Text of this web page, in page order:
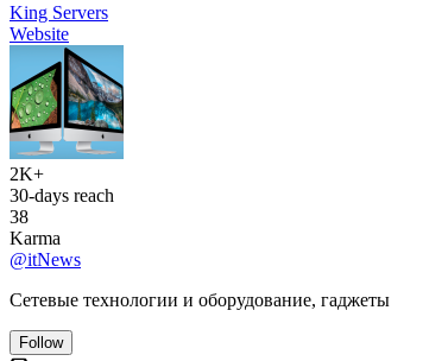
King Servers
Website
2K+
30-days reach
38
Karma
@itNews
Сетевые технологии и оборудование, гаджеты
Follow